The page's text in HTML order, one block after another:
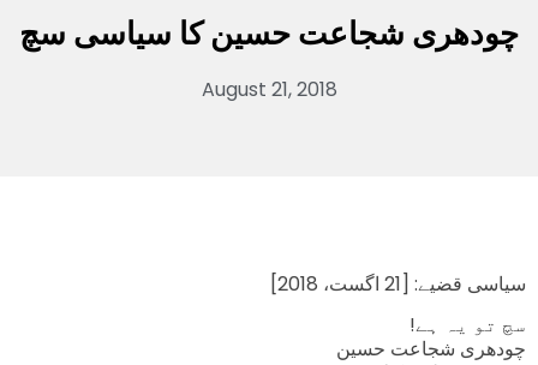
چودھری شجاعت حسین کا سیاسی سچ
August 21, 2018
[سیاسی قضیے: [21 اگست، 2018
!سچ تو یہ ہے
چودھری شجاعت حسین